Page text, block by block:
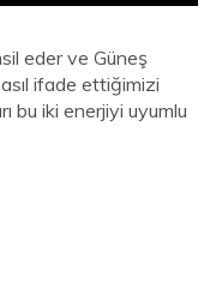
eder ve Güneş
ifade ettiğimizi
bu iki enerjiyi uyumlu